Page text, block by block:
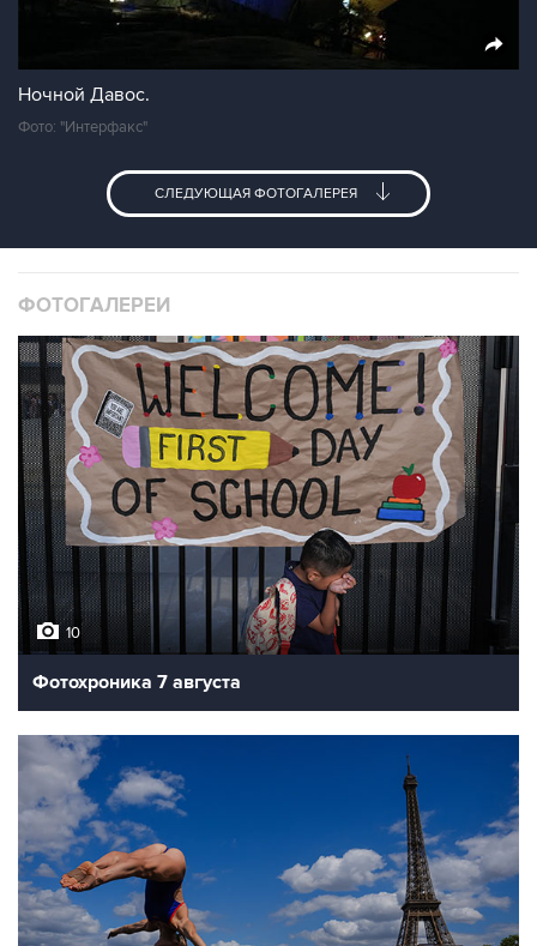
Ночной Давос.
Фото: "Интерфакс"
СЛЕДУЮЩАЯ ФОТОГАЛЕРЕЯ
ФОТОГАЛЕРЕИ
10
Фотохроника 7 августа